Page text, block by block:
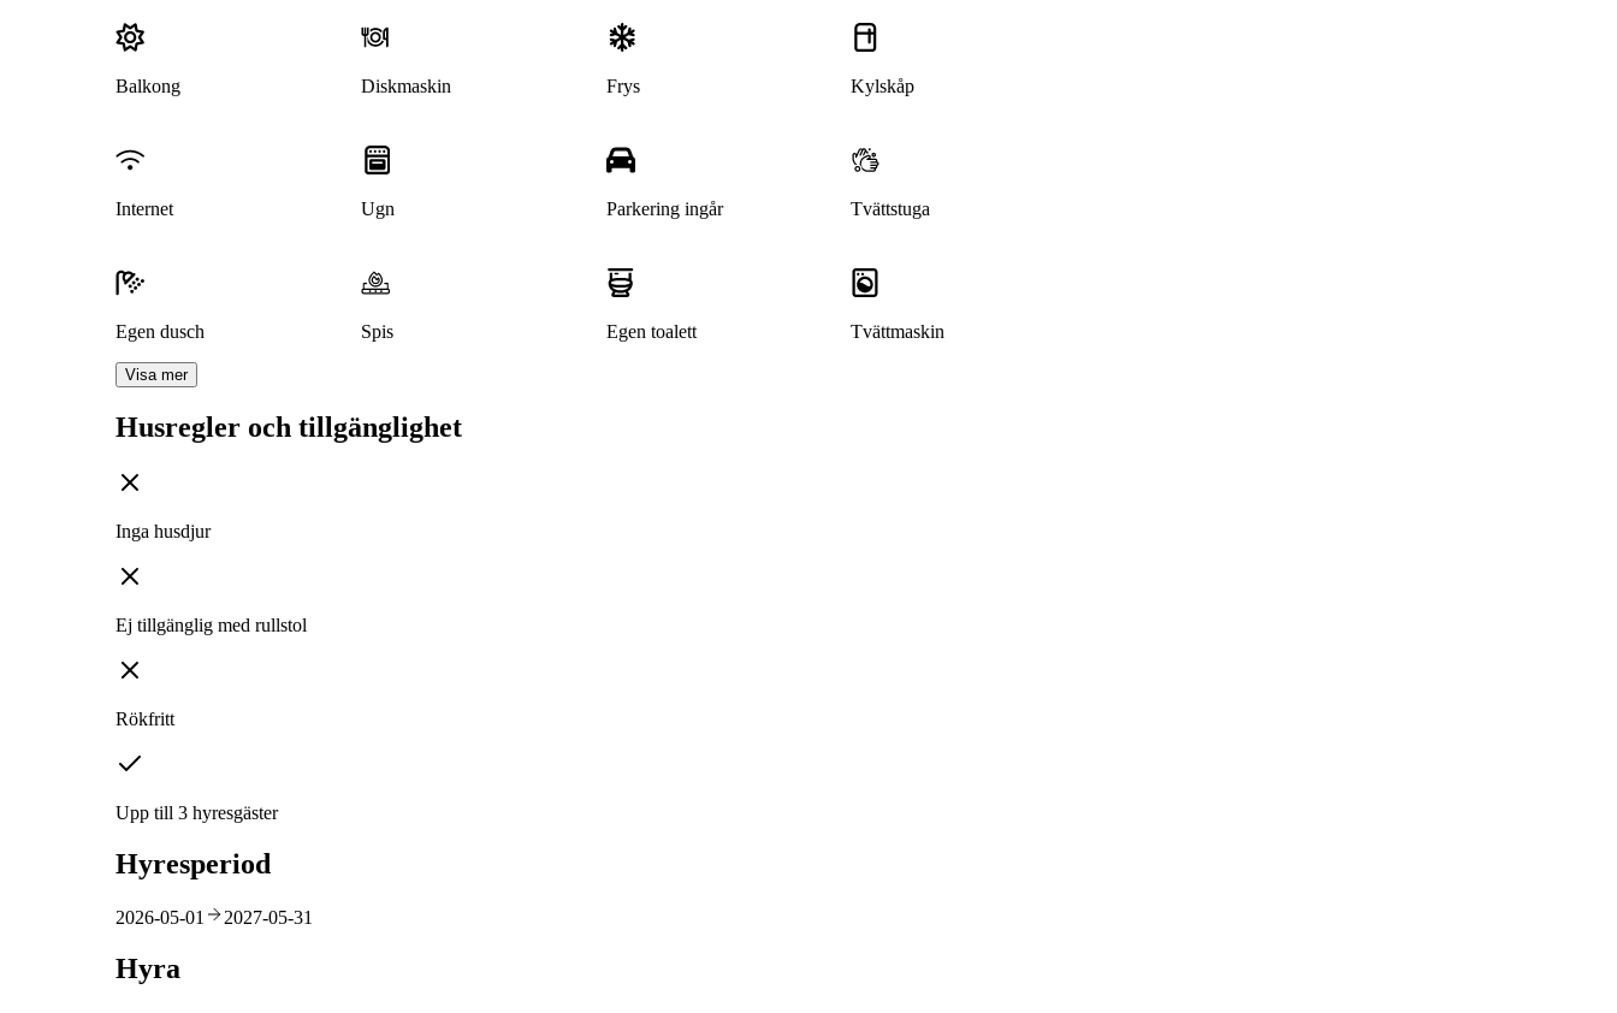
Balkong Diskmaskin Frys Kylskåp
Internet Ugn Parkering ingår Tvättstuga
Egen dusch Spis Egen toalett Tvättmaskin
Visa mer
Husregler och tillgänglighet
Inga husdjur
Ej tillgänglig med rullstol
Rökfritt
Upp till 3 hyresgäster
Hyresperiod
2026-05-01 2027-05-31
Hyra